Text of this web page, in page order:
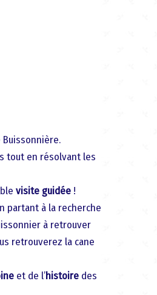
tout en résolvant les
visite guidée !
partant à la recherche
à retrouver
retrouverez la cane
et de l’histoire des